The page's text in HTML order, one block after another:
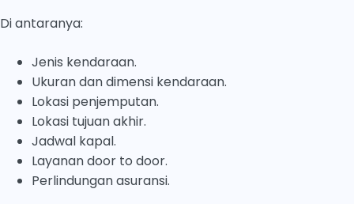
Di antaranya:
Jenis kendaraan.
Ukuran dan dimensi kendaraan.
Lokasi penjemputan.
Lokasi tujuan akhir.
Jadwal kapal.
Layanan door to door.
Perlindungan asuransi.